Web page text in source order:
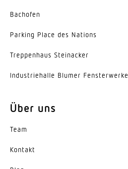
38°
Energieeffizienzklasse
C
Herstellergarantie
Variante
Bachofen
Parking Place des Nations
Trep­penhaus Steinacker
Indus­trie­halle Blumer Fensterwerke
Über uns
Team
Kontakt